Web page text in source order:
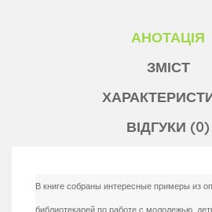
АНОТАЦІЯ
ЗМІСТ
ВІДГУКИ (0)
В книге собраны интересные примеры из
библиотекарей по работе с молодежью,